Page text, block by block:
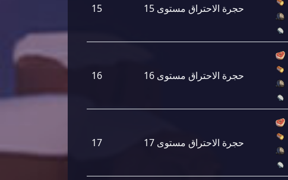
15 حجرة الاحتراق مستوى 15
16 حجرة الاحتراق مستوى 16
17 حجرة الاحتراق مستوى 17